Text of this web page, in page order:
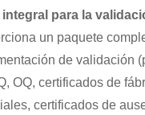
para la
un paquete
de validación
OQ, certificados de
certificados de